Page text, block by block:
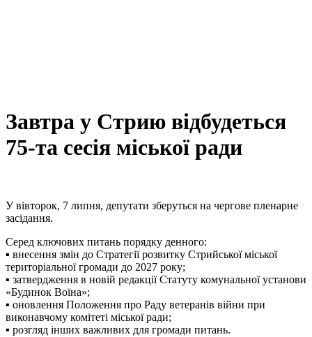
Завтра у Стрию відбудеться
75-та сесія міської ради
У вівторок, 7 липня, депутати зберуться на чергове пленарне
засідання.
Серед ключових питань порядку денного:
▪ внесення змін до Стратегії розвитку Стрийської міської
територіальної громади до 2027 року;
▪ затвердження в новій редакції Статуту комунальної установи
«Будинок Воїна»;
▪ оновлення Положення про Раду ветеранів війни при
виконавчому комітеті міської ради;
▪ розгляд інших важливих для громади питань.